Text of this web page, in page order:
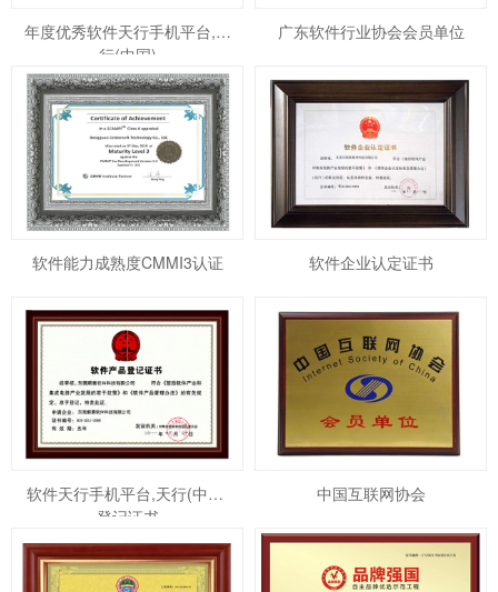
年度优秀软件天行手机平台,天
行(中国)
广东软件行业协会会员单位
软件能力成熟度CMMI3认证 软件企业认定证书
软件天行手机平台,天行(中国)
登记证书
中国互联网协会